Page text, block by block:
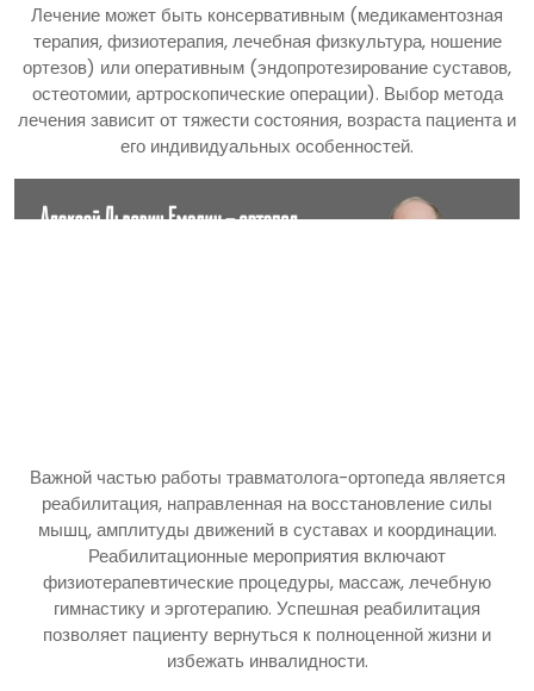
Лечение может быть консервативным (медикаментозная
терапия, физиотерапия, лечебная физкультура, ношение
ортезов) или оперативным (эндопротезирование суставов,
остеотомии, артроскопические операции). Выбор метода
лечения зависит от тяжести состояния, возраста пациента и
его индивидуальных особенностей.
Важной частью работы травматолога-ортопеда является
реабилитация, направленная на восстановление силы
мышц, амплитуды движений в суставах и координации.
Реабилитационные мероприятия включают
физиотерапевтические процедуры, массаж, лечебную
гимнастику и эрготерапию. Успешная реабилитация
позволяет пациенту вернуться к полноценной жизни и
избежать инвалидности.